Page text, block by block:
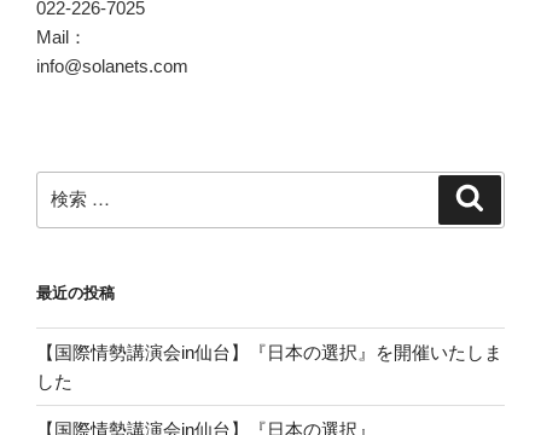
022-226-7025
Mail：
info@solanets.com
検
索:
最近の投稿
【国際情勢講演会in仙台】『日本の選択』を開催いたしま
した
【国際情勢講演会in仙台】『日本の選択』